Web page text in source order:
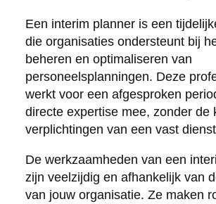
Een interim planner is een
die organisaties ondersteunt bij
beheren en optimaliseren van
personeelsplanningen. Deze
werkt voor een afgesproken
directe expertise mee, zonder de
verplichtingen van een vast
De werkzaamheden van een
zijn veelzijdig en afhankelijk van
van jouw organisatie. Ze maken